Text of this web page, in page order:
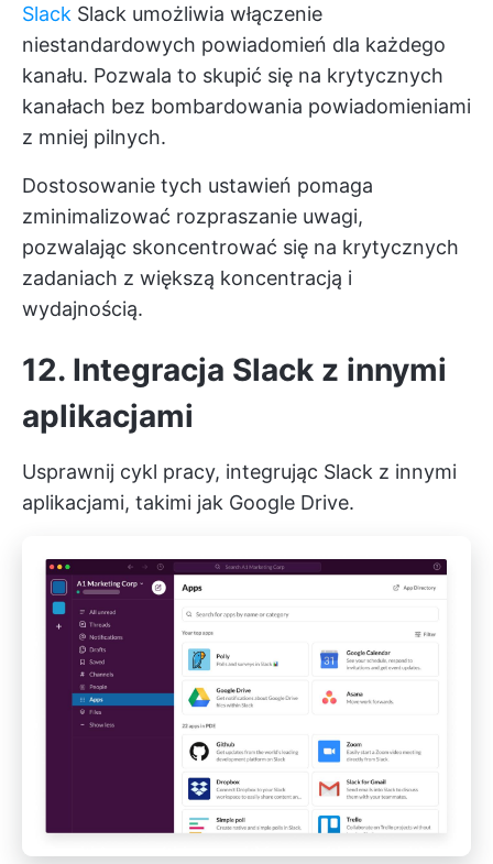
Slack Slack umożliwia włączenie
niestandardowych powiadomień dla każdego
kanału. Pozwala to skupić się na krytycznych
kanałach bez bombardowania powiadomieniami
z mniej pilnych.
Dostosowanie tych ustawień pomaga
zminimalizować rozpraszanie uwagi,
pozwalając skoncentrować się na krytycznych
zadaniach z większą koncentracją i
wydajnością.
12. Integracja Slack z innymi
aplikacjami
Usprawnij cykl pracy, integrując Slack z innymi
aplikacjami, takimi jak Google Drive.